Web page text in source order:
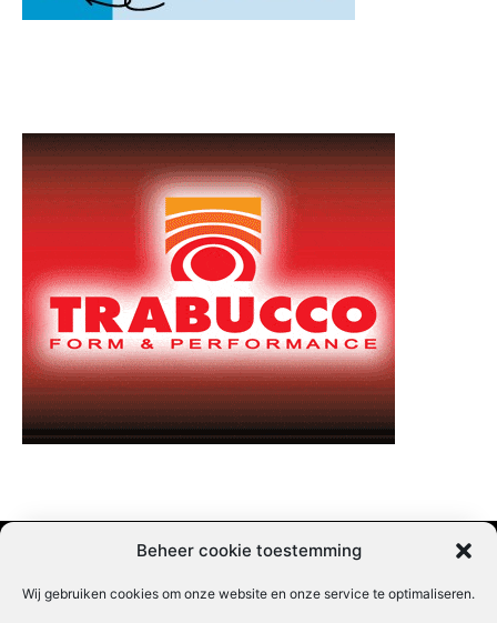
Beheer cookie toestemming
Wij gebruiken cookies om onze website en onze service te optimaliseren.